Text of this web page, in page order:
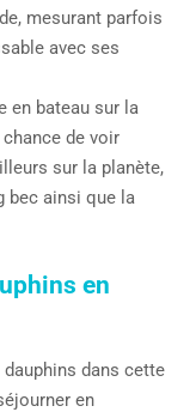
mesurant parfois
avec ses
en bateau sur la
de voir
sur la planète,
bec ainsi que la
en
dauphins dans cette
en